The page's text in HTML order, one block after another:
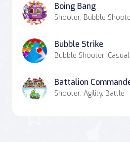
Boing Bang
Shooter, Bubble
Bubble Strike
Bubble Shooter, Casual
Battalion
Shooter, Agility, Battle